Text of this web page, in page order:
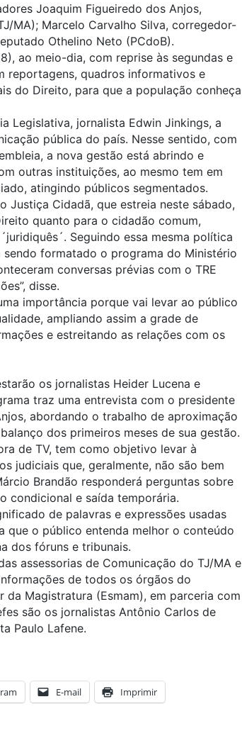
Joaquim Figueiredo dos Anjos,
MA); Marcelo Carvalho Silva, corregedor-
Othelino Neto (PCdoB).
ao meio-dia, com reprise às segundas e
reportagens, quadros informativos e
do Direito, para que a população conheça
Legislativa, jornalista Edwin Jinkings, a
pública do país. Nesse sentido, com
a nova gestão está abrindo e
outras instituições, ao mesmo tem em
atingindo públicos segmentados.
Justiça Cidadã, que estreia neste sábado,
quanto para o cidadão comum,
Seguindo essa mesma política
formatado o programa do Ministério
conversas prévias com o TRE
disse.
importância porque vai levar ao público
ampliando assim a grade de
e estreitando as relações com os
os jornalistas Heider Lucena e
traz uma entrevista com o presidente
abordando o trabalho de aproximação
dos primeiros meses de sua gestão.
de TV, tem como objetivo levar à
judiciais que, geralmente, não são bem
Brandão responderá perguntas sobre
condicional e saída temporária.
de palavras e expressões usadas
que o público entenda melhor o conteúdo
dos fóruns e tribunais.
assessorias de Comunicação do TJ/MA e
de todos os órgãos do
Magistratura (Esmam), em parceria com
são os jornalistas Antônio Carlos de
Paulo Lafene.
E-mail Imprimir